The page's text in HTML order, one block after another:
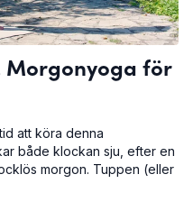
Morgonyoga för
att köra denna
både klockan sju, efter en
morgon. Tuppen (eller